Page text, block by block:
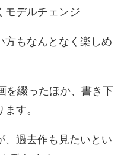
モデルチェンジ
方もなんとなく楽しめ
を綴ったほか、書き下
す。
、過去作も見たいとい